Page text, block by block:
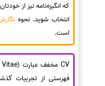
که انگیزه‌نامه نیز از
انتخاب شوید. نحوه
است.
فهرستی از تجربیات